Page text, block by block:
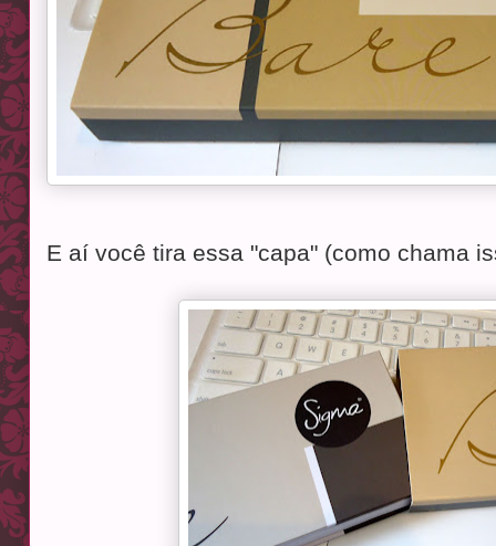
E aí você tira essa "capa" (como chama